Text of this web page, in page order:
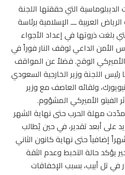
التي حققتها اللجنة
العربية ـــ الإسلامية برئاسة
بلغت ذروتها في إعداد الأجواء
الأمن الداعي لوقف النار فوراً في
الوقح. فضلاً عن المواقف
اللجنة وزير الخارجية السعودي
ولقائه العاصف مع وزير
الفيتو الأميركي المشؤوم.
مهلة الحرب حتى نهاية الشهر
على أبعد تقدير، في حين يُطالب
إضافياً حتى نهاية كانون الثاني
يؤكد حالة التخبط وعدم الثقة
في تل أبيب، بسبب الإخفاقات